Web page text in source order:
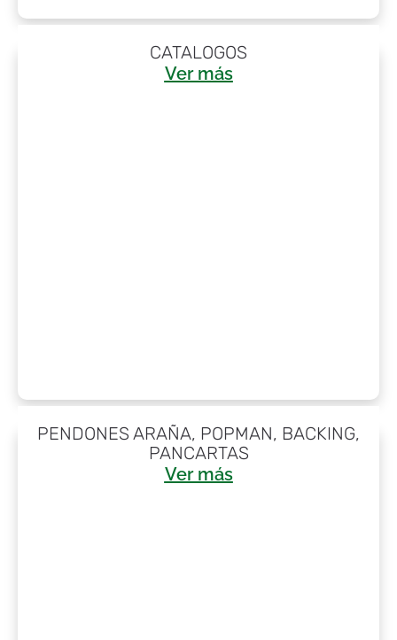
CATALOGOS
Ver más
PENDONES ARAÑA, POPMAN, BACKING,
PANCARTAS
Ver más